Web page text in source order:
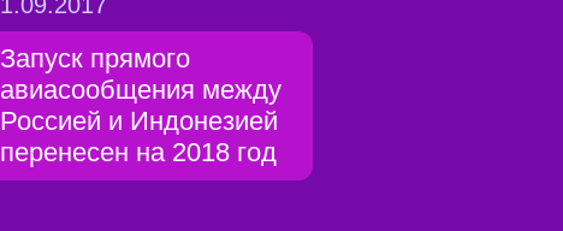
Запуск прямого
авиасообщения между
Россией и Индонезией
перенесен на 2018 год